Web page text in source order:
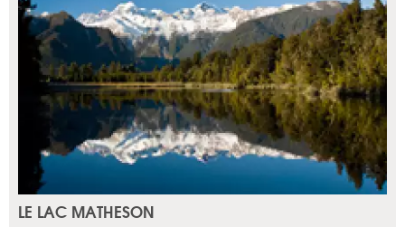
LE LAC MATHESON